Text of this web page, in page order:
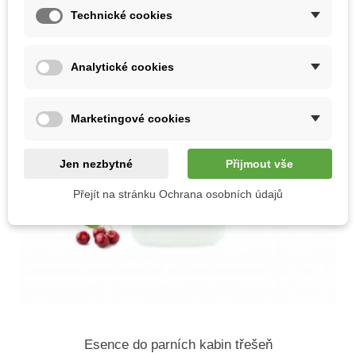
Esence do parních kabin třešeň
Technické cookies
Analytické cookies
Marketingové cookies
Jen nezbytné Přijmout vše
Přejít na stránku Ochrana osobních údajů